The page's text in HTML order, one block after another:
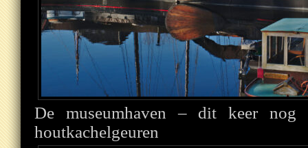
De museumhaven – dit keer nog
houtkachelgeuren